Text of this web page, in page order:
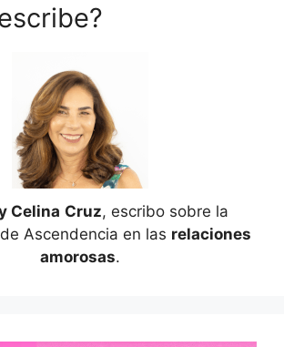
Celina Cruz, escribo sobre la
Ascendencia en las relaciones
amorosas.